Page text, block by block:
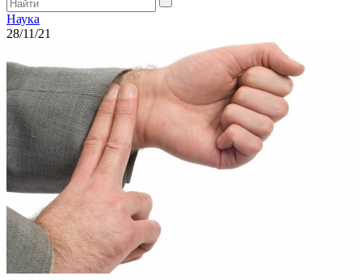
Наука
28/11/21